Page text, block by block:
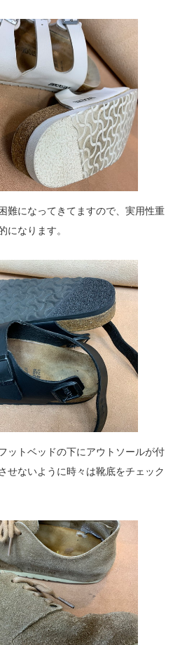
難になってきてますので、実用性重
になります。
ットベッドの下にアウトソールが付
せないように時々は靴底をチェック